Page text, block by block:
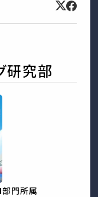
研究部
門所属